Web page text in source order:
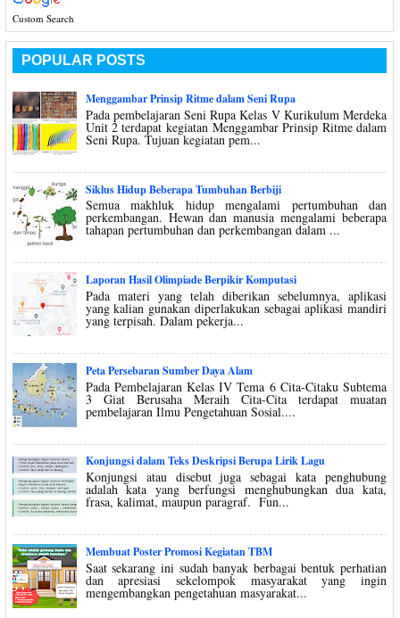
Custom Search
POPULAR POSTS
Menggambar Prinsip Ritme dalam Seni Rupa
Pada pembelajaran Seni Rupa Kelas V Kurikulum Merdeka
Unit 2 terdapat kegiatan Menggambar Prinsip Ritme dalam
Seni Rupa. Tujuan kegiatan pem...
Siklus Hidup Beberapa Tumbuhan Berbiji
Semua makhluk hidup mengalami pertumbuhan dan
perkembangan. Hewan dan manusia mengalami beberapa
tahapan pertumbuhan dan perkembangan dalam ...
Laporan Hasil Olimpiade Berpikir Komputasi
Pada materi yang telah diberikan sebelumnya, aplikasi
yang kalian gunakan diperlakukan sebagai aplikasi mandiri
yang terpisah. Dalam pekerja...
Peta Persebaran Sumber Daya Alam
Pada Pembelajaran Kelas IV Tema 6 Cita-Citaku Subtema
3 Giat Berusaha Meraih Cita-Cita terdapat muatan
pembelajaran Ilmu Pengetahuan Sosial....
Konjungsi dalam Teks Deskripsi Berupa Lirik Lagu
Konjungsi atau disebut juga sebagai kata penghubung
adalah kata yang berfungsi menghubungkan dua kata,
frasa, kalimat, maupun paragraf. Fun...
Membuat Poster Promosi Kegiatan TBM
Saat sekarang ini sudah banyak berbagai bentuk perhatian
dan apresiasi sekelompok masyarakat yang ingin
mengembangkan pengetahuan masyarakat...